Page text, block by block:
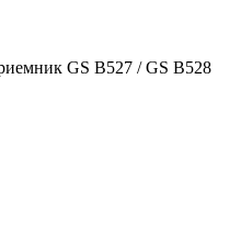
GS B527 / GS B528